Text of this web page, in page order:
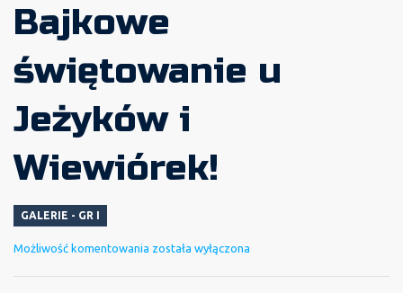
Bajkowe
świętowanie u
Jeżyków i
Wiewiórek!
GALERIE - GR I
Możliwość komentowania Bajkowe
została wyłączona